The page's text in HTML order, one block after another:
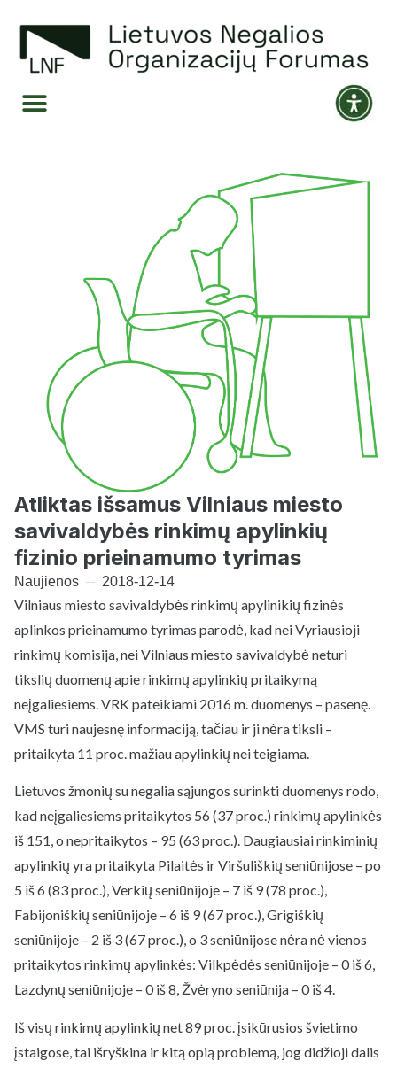
Atliktas išsamus Vilniaus miesto
savivaldybės rinkimų apylinkių
fizinio prieinamumo tyrimas
Naujienos 2018-12-14
Vilniaus miesto savivaldybės rinkimų apylinikių fizinės
aplinkos prieinamumo tyrimas parodė, kad nei Vyriausioji
rinkimų komisija, nei Vilniaus miesto savivaldybė neturi
tikslių duomenų apie rinkimų apylinkių pritaikymą
neįgaliesiems. VRK pateikiami 2016 m. duomenys – pasenę.
VMS turi naujesnę informaciją, tačiau ir ji nėra tiksli –
pritaikyta 11 proc. mažiau apylinkių nei teigiama.
Lietuvos žmonių su negalia sąjungos surinkti duomenys rodo,
kad neįgaliesiems pritaikytos 56 (37 proc.) rinkimų apylinkės
iš 151, o nepritaikytos – 95 (63 proc.). Daugiausiai rinkiminių
apylinkių yra pritaikyta Pilaitės ir Viršuliškių seniūnijose – po
5 iš 6 (83 proc.), Verkių seniūnijoje – 7 iš 9 (78 proc.),
Fabijoniškių seniūnijoje – 6 iš 9 (67 proc.), Grigiškių
seniūnijoje – 2 iš 3 (67 proc.), o 3 seniūnijose nėra nė vienos
pritaikytos rinkimų apylinkės: Vilkpėdės seniūnijoje – 0 iš 6,
Lazdynų seniūnijoje – 0 iš 8, Žvėryno seniūnija – 0 iš 4.
Iš visų rinkimų apylinkių net 89 proc. įsikūrusios švietimo
įstaigose, tai išryškina ir kitą opią problemą, jog didžioji dalis